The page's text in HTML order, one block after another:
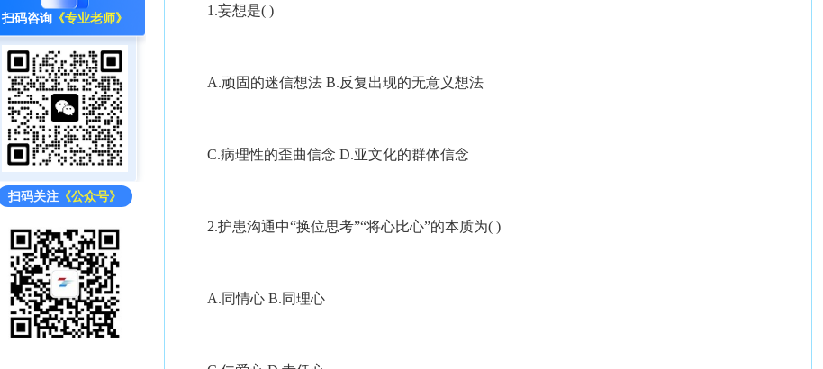
扫码咨询 《专业老师》
扫码关注 《公众号》
1.妄想是( )
A.顽固的迷信想法 B.反复出现的无意义想法
C.病理性的歪曲信念 D.亚文化的群体信念
2.护患沟通中“换位思考”“将心比心”的本质为( )
A.同情心 B.同理心